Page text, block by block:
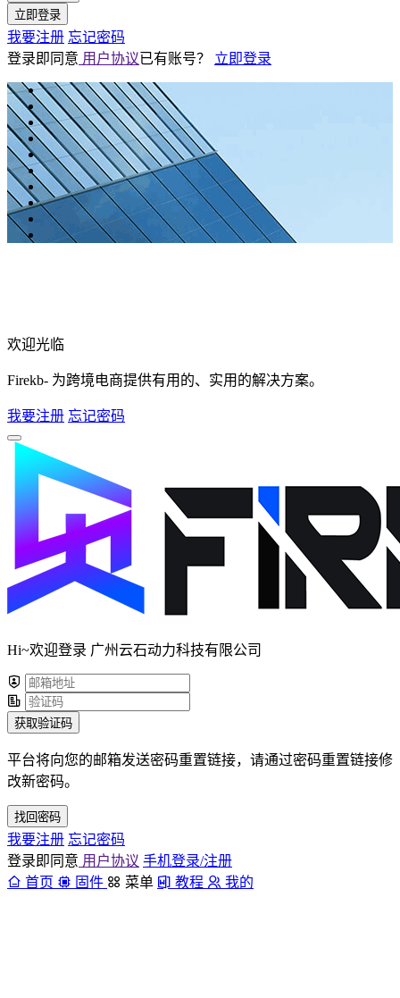
立即登录
我要注册 忘记密码
登录即同意 用户协议已有账号？ 立即登录
欢迎光临
Firekb- 为跨境电商提供有用的、实用的解决方案。
我要注册 忘记密码
Hi~欢迎登录 广州云石动力科技有限公司
获取验证码
平台将向您的邮箱发送密码重置链接，请通过密码重置链接修
改新密码。
找回密码
我要注册 忘记密码
登录即同意 用户协议 手机登录/注册
首页
固件 菜单 教程 我的